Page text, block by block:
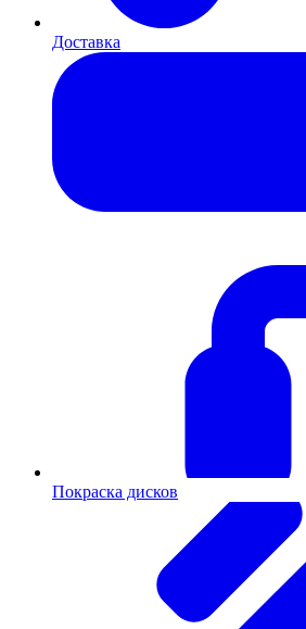
Доставка
Покраска дисков